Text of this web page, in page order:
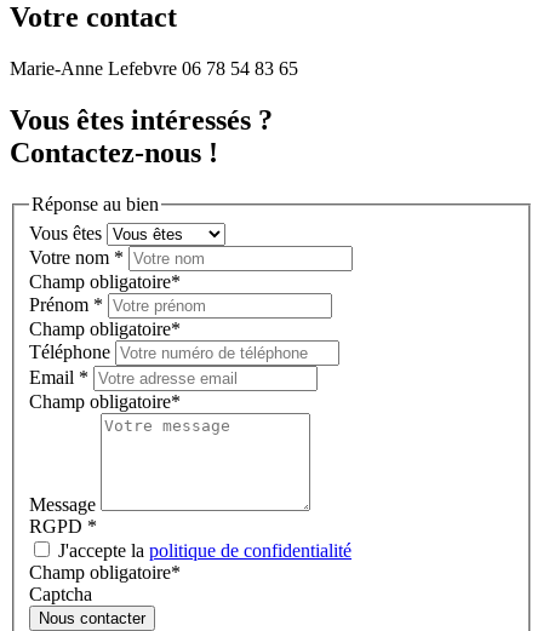
Votre contact
Marie-Anne Lefebvre 06 78 54 83 65
Vous êtes intéressés ?
Contactez-nous !
Réponse au bien
Vous êtes
Votre nom *
Champ obligatoire*
Prénom *
Champ obligatoire*
Téléphone
Email *
Champ obligatoire*
Message
RGPD *
J'accepte la politique de confidentialité
Champ obligatoire*
Captcha
Nous contacter